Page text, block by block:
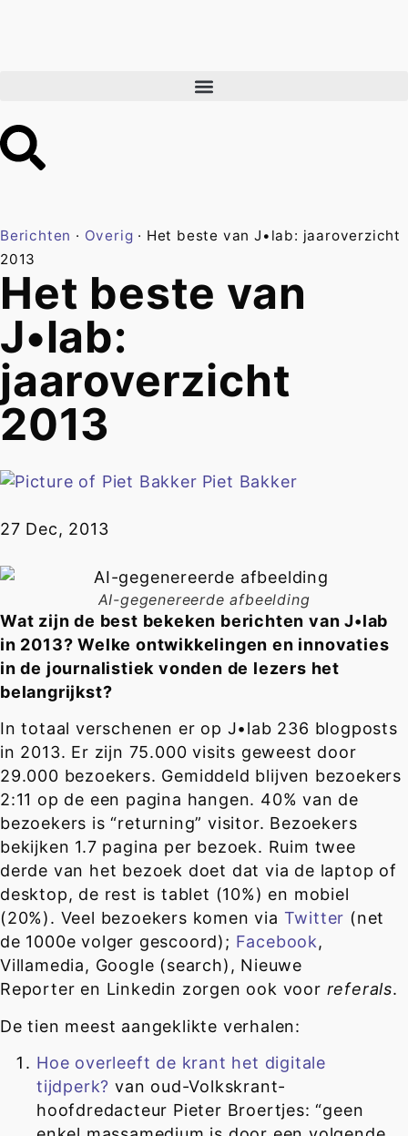
Berichten · Overig · Het beste van J•lab: jaaroverzicht
2013
Het beste van
J•lab:
jaaroverzicht
2013
Piet Bakker
27 Dec, 2013
AI-gegenereerde afbeelding
Wat zijn de best bekeken berichten van J•lab
in 2013? Welke ontwikkelingen en innovaties
in de journalistiek vonden de lezers het
belangrijkst?
In totaal verschenen er op J•lab 236 blogposts
in 2013. Er zijn 75.000 visits geweest door
29.000 bezoekers. Gemiddeld blijven bezoekers
2:11 op de een pagina hangen. 40% van de
bezoekers is “returning” visitor. Bezoekers
bekijken 1.7 pagina per bezoek. Ruim twee
derde van het bezoek doet dat via de laptop of
desktop, de rest is tablet (10%) en mobiel
(20%). Veel bezoekers komen via Twitter (net
de 1000e volger gescoord); Facebook,
Villamedia, Google (search), Nieuwe
Reporter en Linkedin zorgen ook voor referals.
De tien meest aangeklikte verhalen:
Hoe overleeft de krant het digitale
tijdperk? van oud-Volkskrant-
hoofdredacteur Pieter Broertjes: “geen